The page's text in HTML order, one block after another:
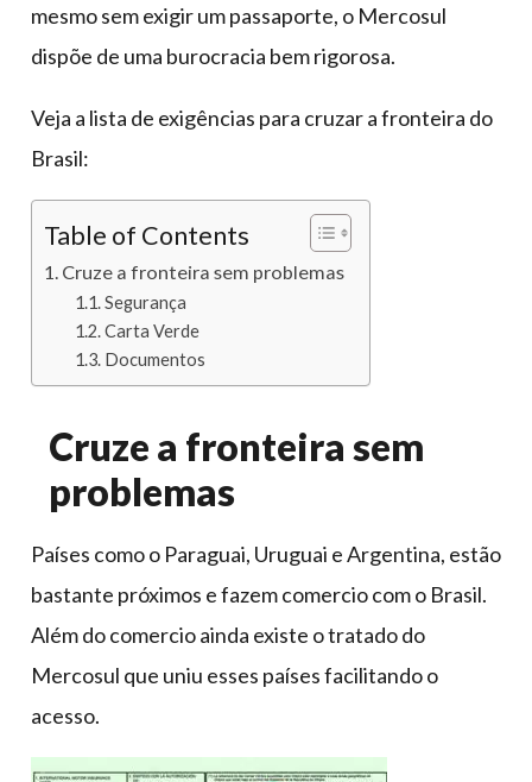
multiúso
mesmo sem exigir um passaporte, o Mercosul
dispõe de uma burocracia bem rigorosa.
Veja a lista de exigências para cruzar a fronteira do
Brasil:
Table of Contents
Cruze a fronteira sem problemas
Segurança
Carta Verde
Documentos
Cruze a fronteira sem
problemas
Países como o Paraguai, Uruguai e Argentina, estão
bastante próximos e fazem comercio com o Brasil.
Além do comercio ainda existe o tratado do
Mercosul que uniu esses países facilitando o
acesso.